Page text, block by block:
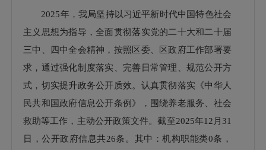
2025年，我局坚持以习近平新时代中国特色社会
主义思想为指导，全面贯彻落实党的二十大和二十届
三中
、四中全会精神，按照区委、区政府工作部署要
求，通过强化制度落实、完善日常管理、规范公开方
式，切实提升政务公开质效。认真贯彻落实《中华人
民共和国政府信息公开条例》，围绕养老服务、社会
救助等工作，主动公开政策文件。截至2025年12月31
日，公开政府信息共26条。其中：机构职能类0条，